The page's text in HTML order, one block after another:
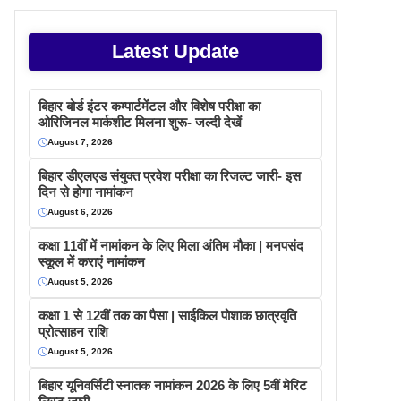
Latest Update
बिहार बोर्ड इंटर कम्पार्टमेंटल और विशेष परीक्षा का
ओरिजिनल मार्कशीट मिलना शुरू- जल्दी देखें
August 7, 2026
बिहार डीएलएड संयुक्त प्रवेश परीक्षा का रिजल्ट जारी- इस
दिन से होगा नामांकन
August 6, 2026
कक्षा 11वीं में नामांकन के लिए मिला अंतिम मौका | मनपसंद
स्कूल में कराएं नामांकन
August 5, 2026
कक्षा 1 से 12वीं तक का पैसा | साईकिल पोशाक छात्रवृति
प्रोत्साहन राशि
August 5, 2026
बिहार यूनिवर्सिटी स्नातक नामांकन 2026 के लिए 5वीं मेरिट